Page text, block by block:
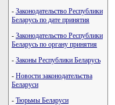
- Законодательство Республики
Беларусь по дате принятия
- Законодательство Республики
Беларусь по органу принятия
- Законы Республики Беларусь
- Новости законодательства
Беларуси
- Тюрьмы Беларуси